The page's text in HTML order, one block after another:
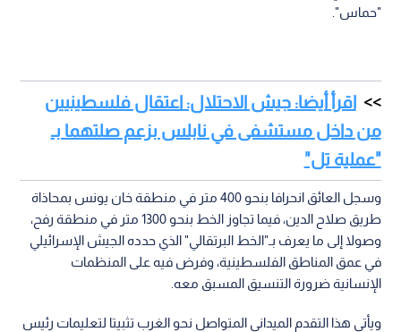
"حماس".
اقرأ أيضا: جيش الاحتلال: اعتقال فلسطينيين
من داخل مستشفى في نابلس بزعم صلتهما بـ
"عملية تل"
وسجل العائق انحرافا بنحو 400 متر في منطقة خان يونس بمحاذاة
طريق صلاح الدين، فيما تجاوز الخط بنحو 1300 متر في منطقة رفح،
وصولا إلى ما يعرف بـ"الخط البرتقالي" الذي حدده الجيش الإسرائيلي
في عمق المناطق الفلسطينية، وفرض فيه على المنظمات
الإنسانية ضرورة التنسيق المسبق معه.
ويأتي هذا التقدم الميداني المتواصل نحو الغرب تثبيتا لتعليمات رئيس